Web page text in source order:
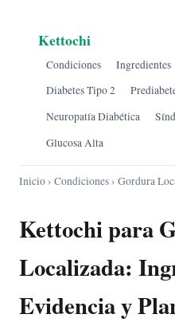
Kettochi
Condiciones Ingredientes
Diabetes Tipo 2
Neuropatía Diabética
Glucosa Alta
Inicio› Condiciones› Gordura
Kettochi para
Localizada:
Evidencia y